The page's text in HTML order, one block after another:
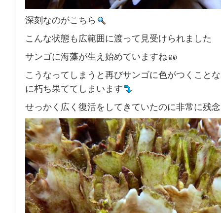
深刻なのがこちら
こんな状態も広範囲に渡って見受けられました
サンゴに海藻が生え始めていますね
こうなってしまうと再びサンゴに色がつくこと
に朽ち果ててしまいます
せっかく広く復活をしてきていたのに非常に残念